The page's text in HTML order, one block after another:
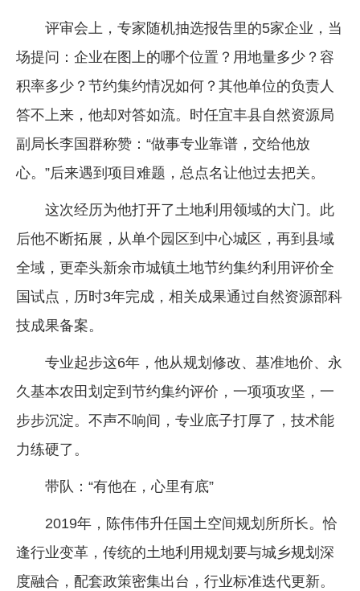
评审会上，专家随机抽选报告里的5家企业，当
场提问：企业在图上的哪个位置？用地量多少？容
积率多少？节约集约情况如何？其他单位的负责人
答不上来，他却对答如流。时任宜丰县自然资源局
副局长李国群称赞：“做事专业靠谱，交给他放
心。”后来遇到项目难题，总点名让他过去把关。
这次经历为他打开了土地利用领域的大门。此
后他不断拓展，从单个园区到中心城区，再到县域
全域，更牵头新余市城镇土地节约集约利用评价全
国试点，历时3年完成，相关成果通过自然资源部科
技成果备案。
专业起步这6年，他从规划修改、基准地价、永
久基本农田划定到节约集约评价，一项项攻坚，一
步步沉淀。不声不响间，专业底子打厚了，技术能
力练硬了。
带队：“有他在，心里有底”
2019年，陈伟伟升任国土空间规划所所长。恰
逢行业变革，传统的土地利用规划要与城乡规划深
度融合，配套政策密集出台，行业标准迭代更新。